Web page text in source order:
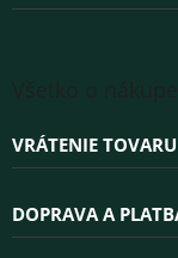
VRÁTENIE
DOPRAVA A